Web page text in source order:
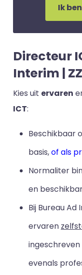
Ik
Directeur
Interim |
Kies uit ervaren
ICT:
Beschikbaar
basis,of als
Normaliter
en
Bij Bureau
ervaren
ingeschreven
evenals